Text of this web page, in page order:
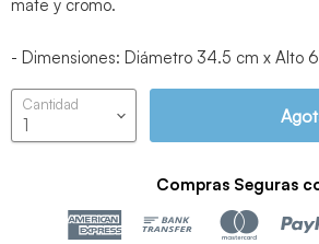
mate y cromo.
- Dimensiones: Diámetro 34.5 cm x Alto
Cantidad
Compras Seguras